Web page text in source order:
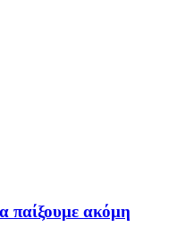
παίξουμε ακόμη